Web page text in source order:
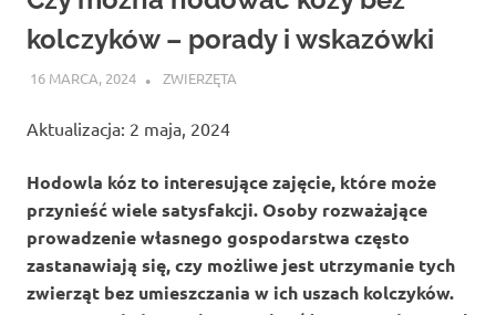
kolczyków – porady i wskazówki
16 MARCA, 2024 ATROX
ZWIERZĘTA
Aktualizacja: 2 maja, 2024
Hodowla kóz to interesujące zajęcie, które może
przynieść wiele satysfakcji. Osoby rozważające
prowadzenie własnego gospodarstwa często
zastanawiają się, czy możliwe jest utrzymanie tych
zwierząt bez umieszczania w ich uszach kolczyków.